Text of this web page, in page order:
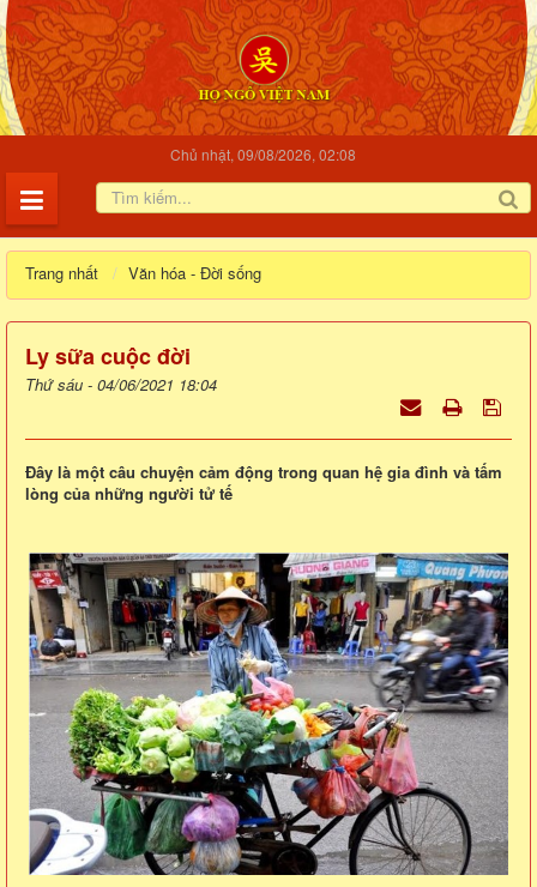
Chủ nhật, 09/08/2026, 02:08
Trang nhất Văn hóa - Đời sống
Ly sữa cuộc đời
Thứ sáu - 04/06/2021 18:04
Đây là một câu chuyện cảm động trong quan hệ gia đình và tấm
lòng của những người tử tế